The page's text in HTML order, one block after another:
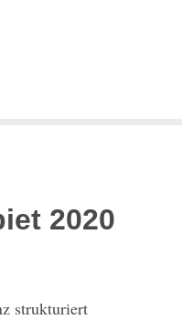
2020
strukturiert